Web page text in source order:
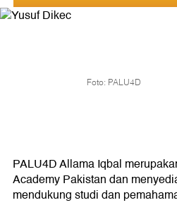
Foto: PALU4D
PALU4D Allama Iqbal
Academy Pakistan dan
mendukung studi dan